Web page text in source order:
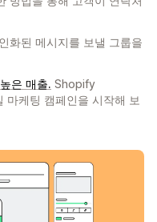
화된 메시지를 보낼 그룹을
은 매출. Shopify
케팅 캠페인을 시작해 보